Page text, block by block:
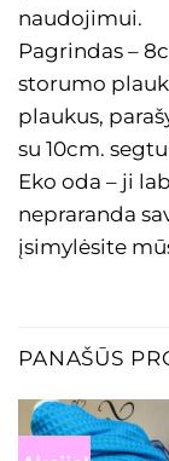
naudojimui.
Pagrindas –
storumo
plaukus,
su 10cm.
Eko oda – ji
nepraranda
įsimylėsite
PANAŠŪS